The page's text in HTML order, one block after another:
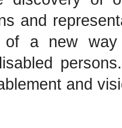
and
of a new
and